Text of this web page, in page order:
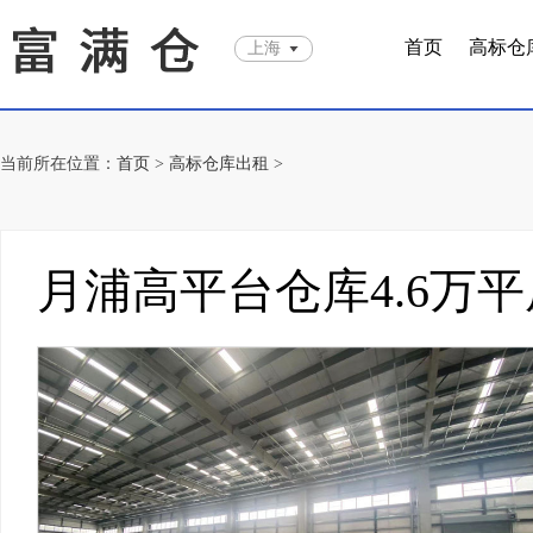
上海 首页 高标仓
当前所在位置： 首页 > 高标仓库出租 >
月浦高平台仓库4.6万